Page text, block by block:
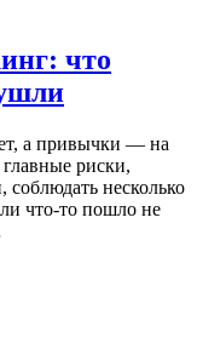
что
а привычки — на
главные риски,
несколько
что-то пошло не